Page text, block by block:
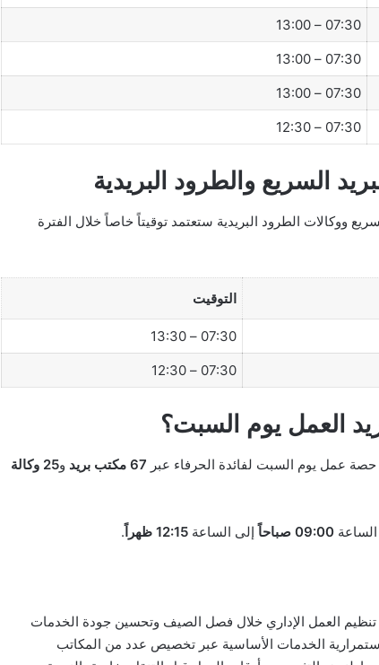
07:30 – 13:00
07:30 – 13:00
07:30 – 13:00
07:30 – 12:30
السريع والطرود البريدية
ووكالات الطرود البريدية ستعتمد توقيتاً خاصاً خلال الفترة
التوقيت
07:30 – 13:30
07:30 – 12:30
العمل يوم السبت؟
حصة عمل يوم السبت لفائدة الحرفاء عبر 67 مكتب بريد و
25 وكالة
09:00 صباحاً إلى الساعة 12:15 ظهراً .
تنظيم العمل الإداري خلال فصل الصيف وتحسين جودة الخدمات
الخدمات الأساسية عبر تخصيص عدد من المكاتب